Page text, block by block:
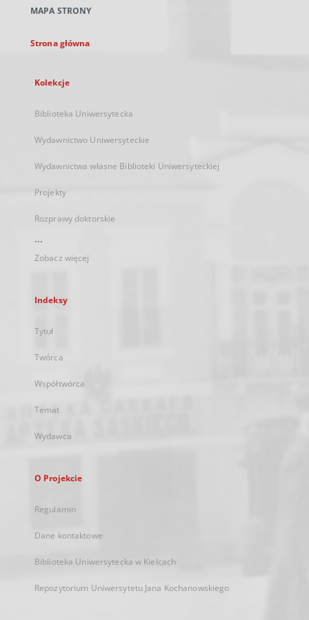
karcie
MAPA STRONY
Strona główna
Kolekcje
Biblioteka Uniwersytecka
Wydawnictwo Uniwersyteckie
Wydawnictwa własne Biblioteki Uniwersyteckiej
Projekty
Rozprawy doktorskie
...
Zobacz więcej
Indeksy
Tytuł
Twórca
Współtwórca
Temat
Wydawca
O Projekcie
Regulamin
Dane kontaktowe
Biblioteka Uniwersytecka w Kielcach
Repozytorium Uniwersytetu Jana Kochanowskiego